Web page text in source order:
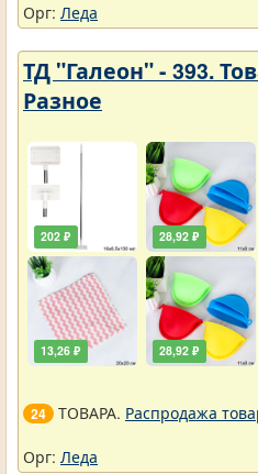
Орг: Леда
ТД "Галеон" - 393.
Разное
202 ₽
13,26 ₽
28,92 ₽
28,92 ₽
24 ТОВАРА. Распродажа
Орг: Леда